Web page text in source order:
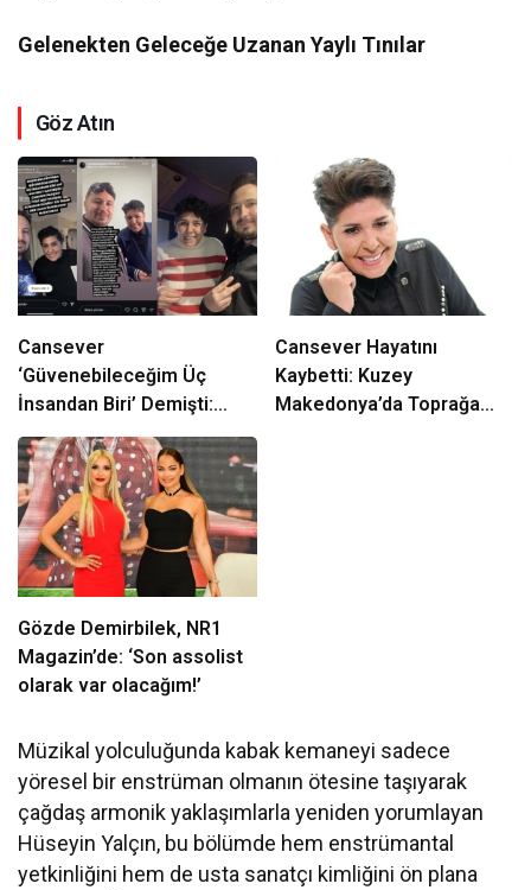
Gelenekten Geleceğe Uzanan Yaylı Tınılar
Göz Atın
Cansever
‘Güvenebileceğim Üç
İnsandan Biri’ Demişti:
Mahmut Görgen’den
Cansever’e Duygusal Veda
Cansever Hayatını
Kaybetti: Kuzey
Makedonya’da Toprağa
Gözde Demirbilek, NR1
Magazin’de: ‘Son assolist
olarak var olacağım!’
Müzikal yolculuğunda kabak kemaneyi sadece
yöresel bir enstrüman olmanın ötesine taşıyarak
çağdaş armonik yaklaşımlarla yeniden yorumlayan
Hüseyin Yalçın, bu bölümde hem enstrümantal
yetkinliğini hem de usta sanatçı kimliğini ön plana